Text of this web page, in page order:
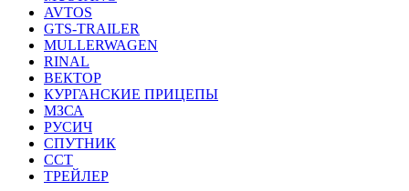
AVTOS
GTS-TRAILER
MULLERWAGEN
RINAL
ВЕКТОР
КУРГАНСКИЕ ПРИЦЕПЫ
МЗСА
РУСИЧ
СПУТНИК
ССТ
ТРЕЙЛЕР